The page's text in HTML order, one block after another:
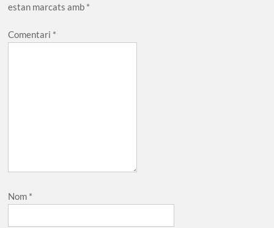
estan marcats amb *
Comentari *
Nom *